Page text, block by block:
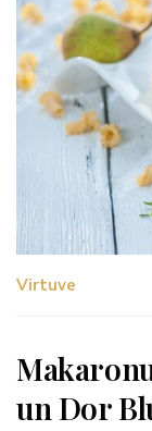
Virtuve
un Dor